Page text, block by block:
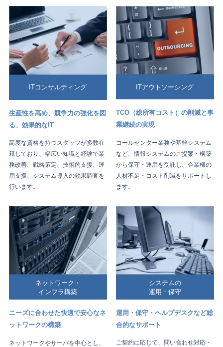
ITコンサルティング
生産性を高め、競争力の強化を図
る、効果的なIT
高度な資格を持つスタッフが多数在
籍しており、幅広い知識と経験で業
務改善、戦略策定、技術的支援、運
用支援、システム導入の効果調査を
行います。
ITアウトソーシング
TCO（総所有コスト）の削減と事
業継続の実現
コールセンター業務や基幹システム
など、情報システムのご提案・構築
から保守・運用を受託し、企業様の
人材不足・コスト削減をサポートし
ます。
ネットワーク・
インフラ構築
ニーズに合わせた快適で安心なネ
ットワークの構築
ネットワークやサーバを中心とし、
システムの
運用・保守
運用・保守・ヘルプデスクなど総
合的なサポート
ご契約に応じて、問い合わせ対応・